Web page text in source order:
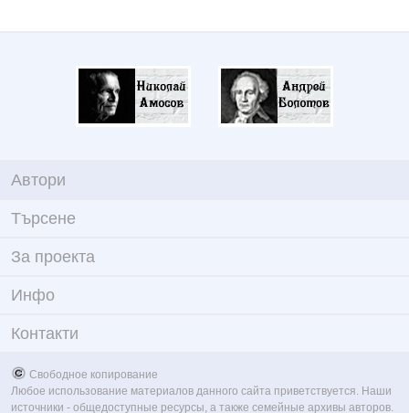
Автори
Търсене
За проекта
Инфо
Контакти
Свободное копирование
Любое использование материалов данного сайта приветствуется. Наши
источники - общедоступные ресурсы, а также семейные архивы авторов.